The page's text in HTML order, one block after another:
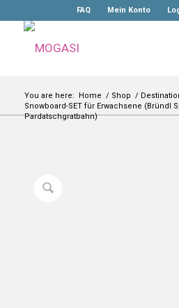
FAQ Mein Konto
You are here: Home / Shop /
Snowboard-SET für Erwachsene (Bründl
Pardatschgratbahn)